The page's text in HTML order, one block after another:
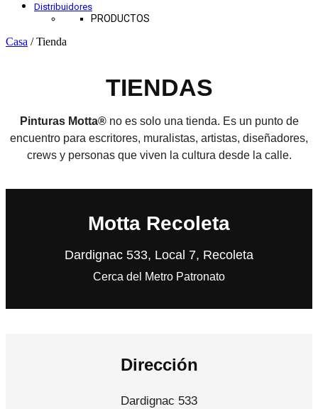
Distribuidores
PRODUCTOS
Casa / Tienda
TIENDAS
Pinturas Motta®no es solo una tienda. Es un punto de
encuentro para escritores, muralistas, artistas, diseñadores,
crews y personas que viven la cultura desde la calle.
Motta Recoleta
Dardignac 533, Local 7, Recoleta
Cerca del Metro Patronato
Dirección
Dardignac 533